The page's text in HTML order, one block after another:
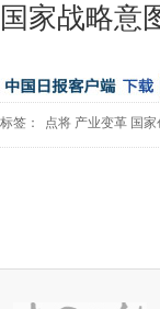
国家战略意
标签： 点将 产业变革 国